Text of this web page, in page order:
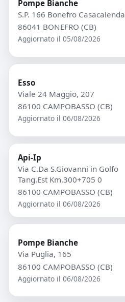
Pompe Bianche
S.P. 166 Bonefro Casacalenda
86041 BONEFRO (CB)
Aggiornato il 05/08/2026
Esso
Viale 24 Maggio, 207
86100 CAMPOBASSO (CB)
Aggiornato il 06/08/2026
Api-Ip
Via C.Da S.Giovanni in Golfo
Tang.Est Km.300+705 0
86100 CAMPOBASSO (CB)
Aggiornato il 06/08/2026
Pompe Bianche
Via Puglia, 165
86100 CAMPOBASSO (CB)
Aggiornato il 06/08/2026